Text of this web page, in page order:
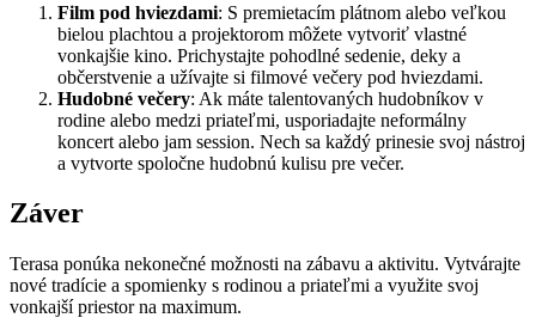
Film pod hviezdami: S premietacím plátnom alebo veľkou
bielou plachtou a projektorom môžete vytvoriť vlastné
vonkajšie kino. Prichystajte pohodlné sedenie, deky a
občerstvenie a užívajte si filmové večery pod hviezdami.
Hudobné večery: Ak máte talentovaných hudobníkov v
rodine alebo medzi priateľmi, usporiadajte neformálny
koncert alebo jam session. Nech sa každý prinesie svoj nástroj
a vytvorte spoločne hudobnú kulisu pre večer.
Záver
Terasa ponúka nekonečné možnosti na zábavu a aktivitu. Vytvárajte
nové tradície a spomienky s rodinou a priateľmi a využite svoj
vonkajší priestor na maximum.